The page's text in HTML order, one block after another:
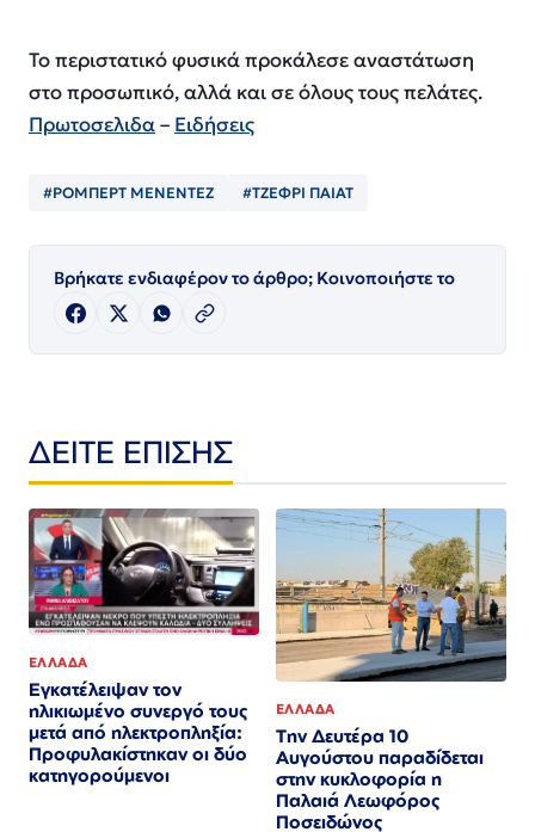
Το περιστατικό φυσικά προκάλεσε αναστάτωση
στο προσωπικό, αλλά και σε όλους τους πελάτες.
Πρωτοσελιδα– Ειδήσεις
#ΡΟΜΠΕΡΤ ΜΕΝΕΝΤΕΖ #ΤΖΕΦΡΙ ΠΑΙΑΤ
Βρήκατε ενδιαφέρον το άρθρο; Κοινοποιήστε το
ΔΕΙΤΕ ΕΠΙΣΗΣ
ΕΛΛΑΔΑ
Εγκατέλειψαν τον
ηλικιωμένο συνεργό τους
μετά από ηλεκτροπληξία:
Προφυλακίστηκαν οι δύο
κατηγορούμενοι
ΕΛΛΑΔΑ
Την Δευτέρα 10
Αυγούστου παραδίδεται
στην κυκλοφορία η
Παλαιά Λεωφόρος
Ποσειδώνος